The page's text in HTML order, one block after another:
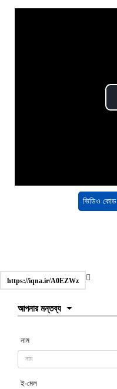
ভিডিও কোড
https://iqna.ir/A0EZWz
আপনার মন্তব্য
নাম
ই-মেল